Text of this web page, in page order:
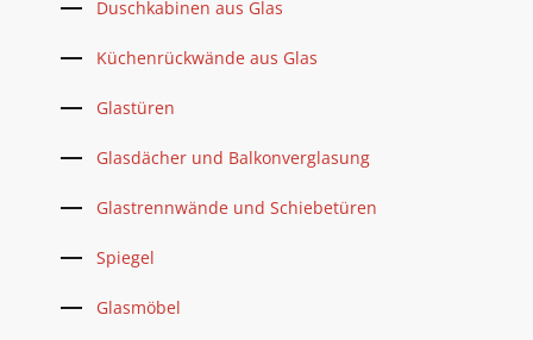
Duschkabinen aus Glas
Küchenrückwände aus Glas
Glastüren
Glasdächer und Balkonverglasung
Glastrennwände und Schiebetüren
Spiegel
Glasmöbel